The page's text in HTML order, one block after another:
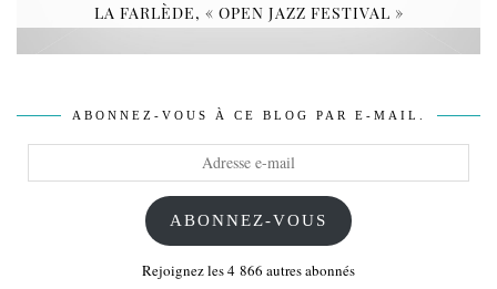
LA FARLÈDE, « OPEN JAZZ FESTIVAL »
ABONNEZ-VOUS À CE BLOG PAR E-MAIL.
ABONNEZ-VOUS
Rejoignez les 4 866 autres abonnés